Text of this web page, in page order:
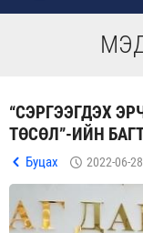
“СЭРГЭЭГДЭХ
ТӨСӨЛ”-ИЙН
Буцах 2022-06-28